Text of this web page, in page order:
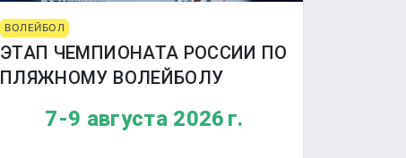
ВОЛЕЙБОЛ
ЭТАП ЧЕМПИОНАТА РОССИИ ПО
ПЛЯЖНОМУ ВОЛЕЙБОЛУ
7-9 августа 2026 г.